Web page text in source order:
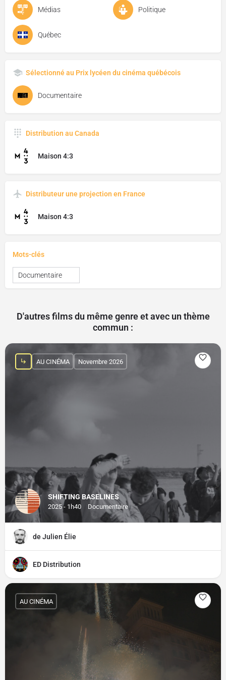
Médias Politique
Québec
Sélectionné au Prix lycéen du cinéma québécois
Documentaire
Distribution au Canada
Maison 4:3
Distributeur une projection en France
Maison 4:3
Mots-clés
Documentaire
D'autres films du même genre et avec un thème
commun :
SHIFTING BASELINES
2025 - 1h40 Documentaire
AU CINÉMA Novembre 2026
de Julien Élie
ED Distribution
AU CINÉMA